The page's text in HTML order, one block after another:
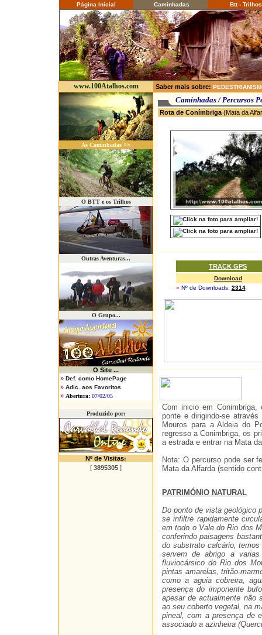
Página Inicial Caminhadas Btt - Trilhos
www.100Atalhos.com Saber mais sobre:
As Caminhadas »»
O BTT e os Trilhos
Outras Aventuras...
O Grupo...
O Site ...
» Def. como HomePage
» Adic. aos Favoritos
» Abertura: 07/02/05
Produzido por:
Nº de Visitas:
[ 3895305 ]
Caminhadas /
Rota de Conímbriga (Mata da
TRACK GPS
Download
» Nº de Downloads: 2314
Com inicio em
ponte e dirigindo-se
Mouros para a Aldeia do
regresso a Conimbriga, os
a estrada e entrar na Mata
Nota: O percurso pode ser
Mata da Alfarda (sentido
PATRIMÓNIO NATURAL
Do ponto de vista geológico
se infiltre rapidamente
em todo o Vale do Rio dos
conferindo paisagens
do substrato calcário,
servem de abrigo a
fluviocársico do Rio dos
pintas amarelas, tritão-
como a aguia cobreira,
presença do imponente
apesar de actualmente não
ao seu coberto vegetal, na
pineal, com a presença de
associado a azinheira